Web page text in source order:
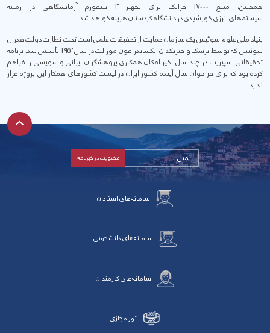
همچنين، مبلغ 17000 فرانک براي تجهيز 3 پلتفورم آزمايشگاهی در زمينه
سيستم‌های انرژی خورشيدی در دانشگاه کردستان هزينه خواهد شد.
بنیاد ملی علوم سوئیس یک سازمان حمایت از تحقیقات علمی است تحت نظارت دولت فدرال
سوئیس که توسط پزشک و فیزیکدان الکساندر فون مورالت در سال 1952 تأسیس شد. برنامه
تحقيقاتی اسپيريت در چند سال اخير امکان همکاری پژوهشگران ايرانی و سويسی را فراهم
کرده بود که برای فراخوان سال آينده کشور ايران در ليست کشورهای همکار اين پروژه قرار
ندارد.
سامانه‌های استادان
سامانه‌های دانشجویی
سامانه‌های کارمندان
تور مجازی